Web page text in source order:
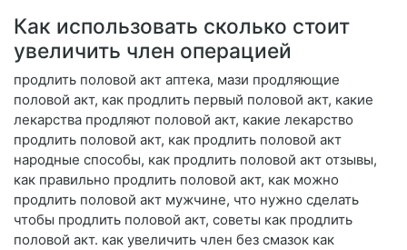
Как использовать сколько стоит
увеличить член операцией
продлить половой акт аптека, мази продляющие
половой акт, как продлить первый половой акт, какие
лекарства продляют половой акт, какие лекарство
продлить половой акт, как продлить половой акт
народные способы, как продлить половой акт отзывы,
как правильно продлить половой акт, как можно
продлить половой акт мужчине, что нужно сделать
чтобы продлить половой акт, советы как продлить
половой акт. как увеличить член без смазок как